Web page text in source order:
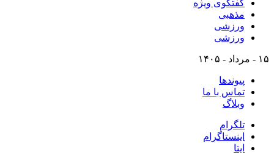
گفتگوی ویژه
مذهبی
ورزشی
ورزشی
۱۵ - مرداد - ۱۴۰۵
پیوندها
تماس با ما
وبلاگ
تلگرام
اینستاگرام
ایتا